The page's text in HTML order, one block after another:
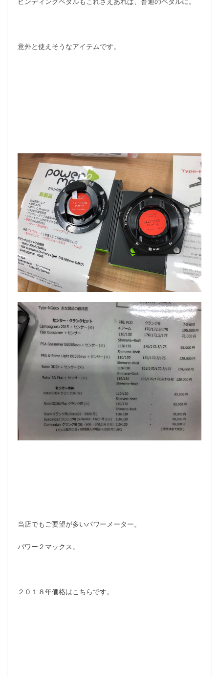
ビンディングペダルもこれさえあれば、普通のペダルに。
意外と使えそうなアイテムです。
当店でもご要望が多いパワーメーター。
パワー２マックス。
２０１８年価格はこちらです。